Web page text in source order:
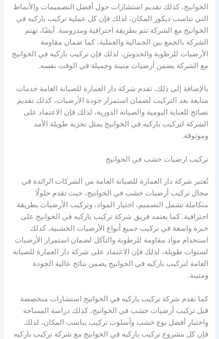
الخوانيج، كذلك تقديم استشارات حول أفضل التصميمات والأنماط
التي تناسب ديكور المكان، لذلك فإن كل عملية تركيب باركيه في
الخوانيج مع الشركة تتم بطريقة احترافية ومدروسة. أيضًا، تهتم
الشركة بالجمع بين الجمالية والعملية، كما ضمان مقاومة
الأرضيات للرطوبة والخدوش، لذلك فإن تركيب باركيه في الخوانيج
مع الشركة يضمن أرضيات متينة وجميلة في الوقت نفسه.
بالإضافة إلى ذلك، تقدم شركة دار العمارة للصيانة العامة خدمات
متابعة بعد التركيب لضمان استمرار جودة الأرضيات، كذلك تقديم
نصائح للعناية اليومية والصيانة الدورية، لذلك فإن الاعتماد على
الشركة لتركيب باركيه في الخوانيج يمثل تجربة طويلة الأمد
وموثوقة.
تركيب ارضيات خشب في الخوانيج
تُعتبر شركة دار العمارة للصيانة العامة من الشركات الرائدة في
مجال تركيب أرضيات خشب في الخوانيج، حيث تقدم حلولًا
متكاملة تشمل التصميم، اختيار المواد، وتركيب الأرضيات بطريقة
احترافية. كما يعتمد فريق شركة تركيب باركيه في الخوانيج على
خبرة واسعة في تركيب جميع أنواع الأرضيات الخشبية، كذلك
استخدام مواد مقاومة للرطوبة والتآكل لضمان استمرار الأرضيات
لسنوات طويلة، لذلك فإن الاعتماد على شركة دار العمارة للصيانة
العامة لتركيب باركيه في الخوانيج يضمن نتائج عالية الجودة
ومتينة.
كما تقدم شركة تركيب باركيه في الخوانيج استشارات متخصصة
قبل تركيب أرضيات خشب في الخوانيج، كذلك دراسة المساحة
واختيار أفضل نوع خشب وأسلوب تركيب يناسب المكان، لذلك
فإن كل مشروع تركيب باركيه في الخوانيج مع شركة تركيب باركيه